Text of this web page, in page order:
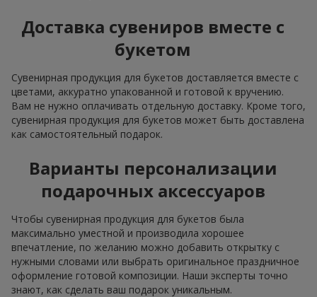
Доставка сувениров вместе с
букетом
Сувенирная продукция для букетов доставляется вместе с
цветами, аккуратно упакованной и готовой к вручению.
Вам не нужно оплачивать отдельную доставку. Кроме того,
сувенирная продукция для букетов может быть доставлена
как самостоятельный подарок.
Варианты персонализации
подарочных аксессуаров
Чтобы сувенирная продукция для букетов была
максимально уместной и производила хорошее
впечатление, по желанию можно добавить открытку с
нужными словами или выбрать оригинальное праздничное
оформление готовой композиции. Наши эксперты точно
знают, как сделать ваш подарок уникальным.